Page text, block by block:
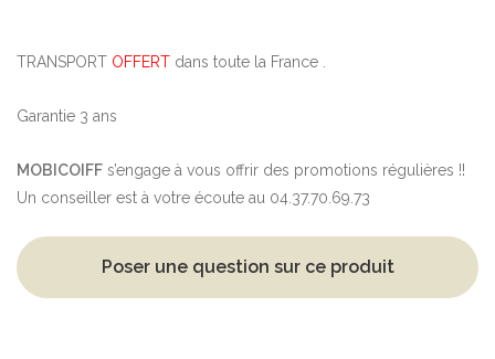
TRANSPORT OFFERT dans toute la France .
Garantie 3 ans
MOBICOIFF s’engage à vous offrir des promotions régulières !!
Un conseiller est à votre écoute au 04.37.70.69.73
Poser une question sur ce produit